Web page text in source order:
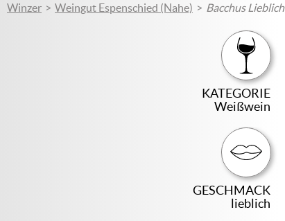
Winzer Weingut Espenschied (Nahe) Bacchus Lieblich
KATEGORIE
Weißwein
GESCHMACK
lieblich